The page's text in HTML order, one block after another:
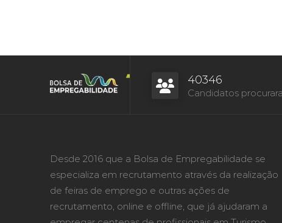
40346
Candidatos
Desde 2016 que a Bolsa de Empregabilidade se
especializa em recrutamento através da realização
de feiras de emprego e outras ações de
recrutamento, online e offline, que já ajudaram a